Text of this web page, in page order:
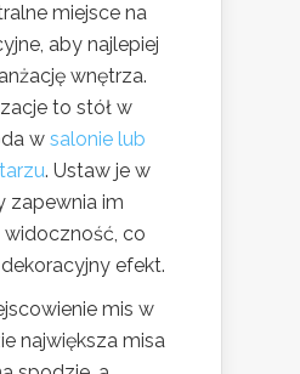
miejsce na
aby najlepiej
wnętrza.
to stół w
w salonie lub
. Ustaw je w
zapewnia im
co
efekt.
mis w
największa misa